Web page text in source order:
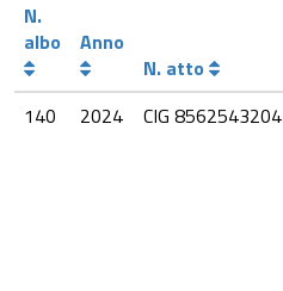
N.
albo
Anno
N. atto
140
2024 CIG 8562543204